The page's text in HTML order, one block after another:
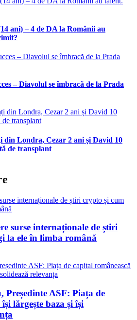
ani) – 4 de DA la Românii au
– Diavolul se îmbracă de la Prada
din Londra, Cezar 2 ani și David 10
de transplant
surse internaționale de știri
la ele în limba română
Președinte ASF: Piața de
lărgește baza și își